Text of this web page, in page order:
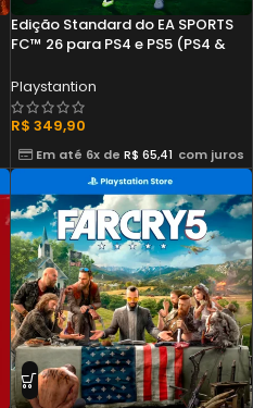
Edição Standard do EA SPORTS
FC™ 26 para PS4 e PS5 (PS4 &
Playstantion
R$ 349,90
Em até 6x de R$ 65,41 com juros